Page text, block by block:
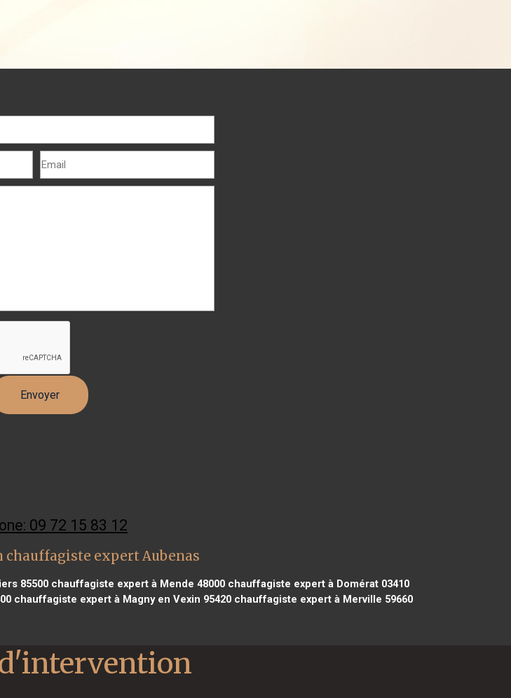
09 72 15 83 12
expert Aubenas
85500chauffagiste expert à Mende 48000chauffagiste expert à Domérat 03410
chauffagiste expert à Magny en Vexin 95420 chauffagiste expert à Merville 59660